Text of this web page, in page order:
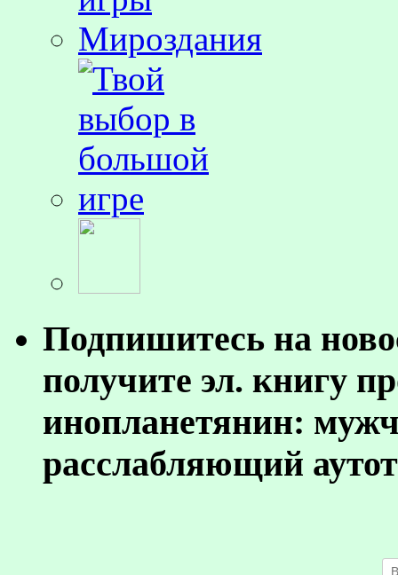
Подпишитесь на
получите эл. книгу
инопланетянин:
расслабляющий